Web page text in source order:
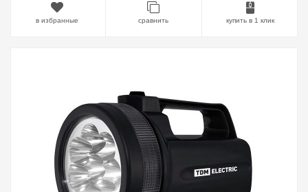
в избранные сравнить купить в 1 клик